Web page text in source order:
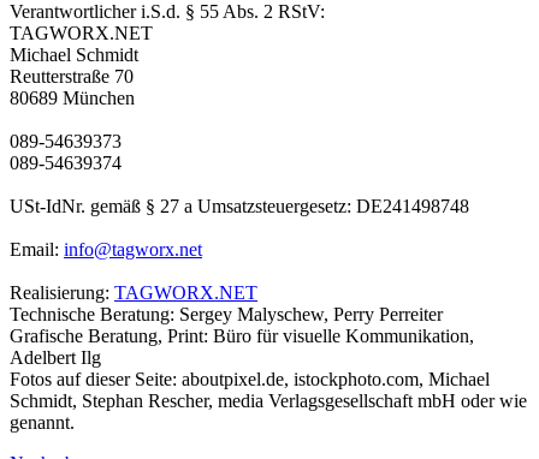
Verantwortlicher i.S.d. § 55 Abs. 2 RStV:
TAGWORX.NET
Michael Schmidt
Reutterstraße 70
80689 München
089-54639373
089-54639374
USt-IdNr. gemäß § 27 a Umsatzsteuergesetz: DE241498748
Email: info@tagworx.net
Realisierung: TAGWORX.NET
Technische Beratung: Sergey Malyschew, Perry Perreiter
Grafische Beratung, Print: Büro für visuelle Kommunikation,
Adelbert Ilg
Fotos auf dieser Seite: aboutpixel.de, istockphoto.com, Michael
Schmidt, Stephan Rescher, media Verlagsgesellschaft mbH oder wie
genannt.